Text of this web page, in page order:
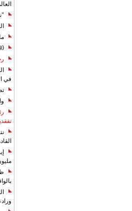
40 فيلما يتوقع
في